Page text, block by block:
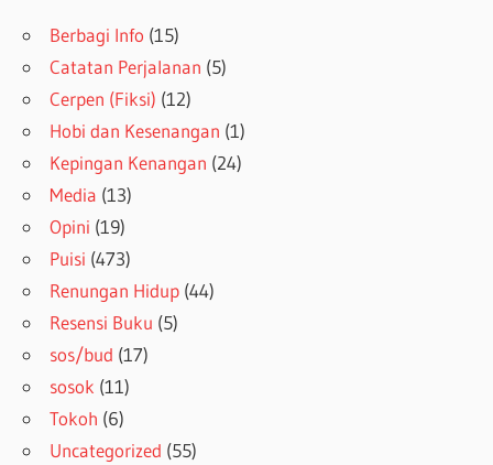
Berbagi Info (15)
Catatan Perjalanan (5)
Cerpen (Fiksi) (12)
Hobi dan Kesenangan (1)
Kepingan Kenangan (24)
Media (13)
Opini (19)
Puisi (473)
Renungan Hidup (44)
Resensi Buku (5)
sos/bud (17)
sosok (11)
Tokoh (6)
Uncategorized (55)